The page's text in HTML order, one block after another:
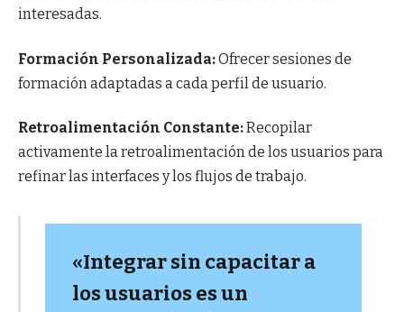
interesadas.
Formación Personalizada:Ofrecer sesiones de
formación adaptadas a cada perfil de usuario.
Retroalimentación Constante:Recopilar
activamente la retroalimentación de los usuarios para
refinar las interfaces y los flujos de trabajo.
«Integrar sin capacitar a
los usuarios es un